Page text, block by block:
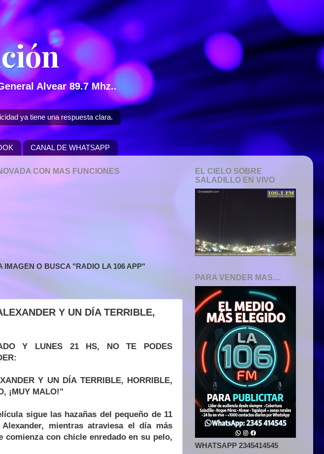
Alvear 89.7 Mhz..
ya tiene una respuesta clara.
CANAL DE WHATSAPP
CON MAS FUNCIONES
IMAGEN O BUSCA "RADIO LA 106 APP"
Y UN DÍA TERRIBLE,
Y LUNES 21 HS, NO TE PODES
Y UN DÍA TERRIBLE, HORRIBLE,
¡MUY MALO!"
sigue las hazañas del pequeño de 11
Alexander, mientras atraviesa el día más
con chicle enredado en su pelo,
EL CIELO SOBRE
SALADILLO EN VIVO
PARA VENDER MAS....
WHATSAPP 2345414545